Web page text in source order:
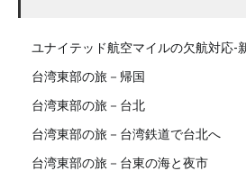
ユナイテッド航空マイルの欠航対応-
台湾東部の旅－帰国
台湾東部の旅－台北
台湾東部の旅－台湾鉄道で台北へ
台湾東部の旅－台東の海と夜市